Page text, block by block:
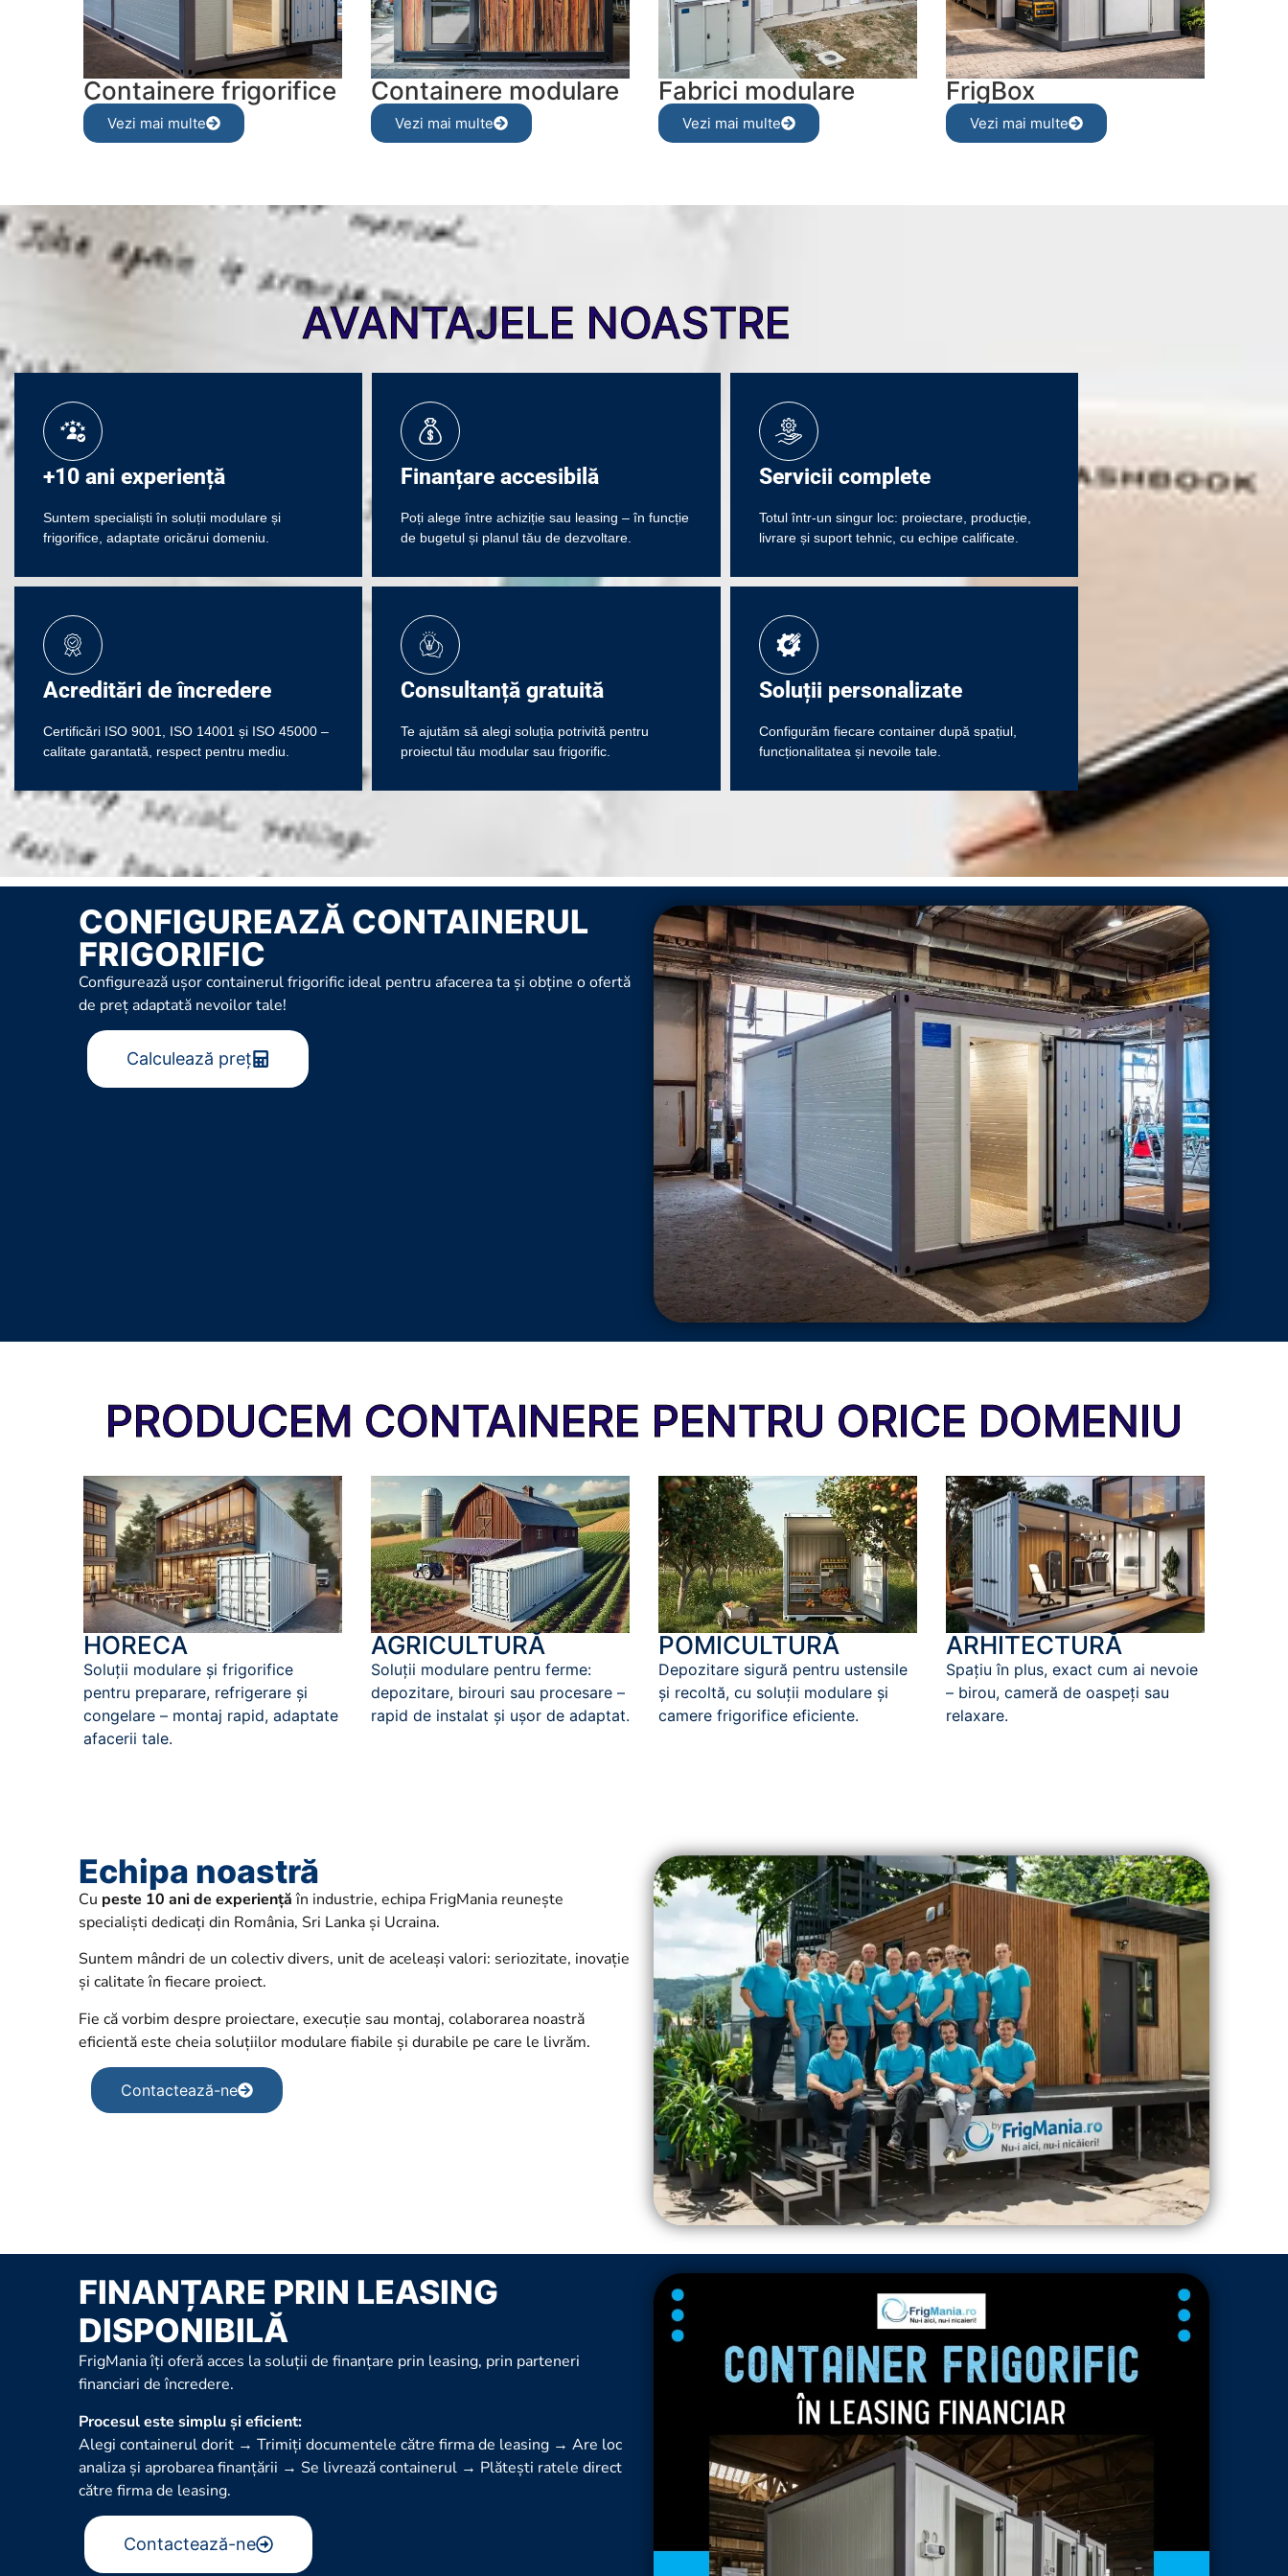
Containere frigorifice
Vezi mai multe
Containere modulare
Vezi mai multe
Fabrici modulare
Vezi mai multe
FrigBox
Vezi mai multe
AVANTAJELE NOASTRE
+10 ani experiență
Suntem specialiști în soluții modulare și
frigorifice, adaptate oricărui domeniu.
Finanțare accesibilă
Poți alege între achiziție sau leasing – în funcție
de bugetul și planul tău de dezvoltare.
Servicii complete​
Totul într-un singur loc: proiectare, producție,
livrare și suport tehnic, cu echipe calificate.
Acreditări de încredere
Certificări ISO 9001, ISO 14001 și ISO 45000 –
calitate garantată, respect pentru mediu.
Consultanță gratuită
Te ajutăm să alegi soluția potrivită pentru
proiectul tău modular sau frigorific.
Soluții personalizate
Configurăm fiecare container după spațiul,
funcționalitatea și nevoile tale.
CONFIGUREAZĂ CONTAINERUL
FRIGORIFIC
Configurează ușor containerul frigorific ideal pentru afacerea ta și obține o ofertă
de preț adaptată nevoilor tale!
Calculează preț
PRODUCEM CONTAINERE PENTRU ORICE DOMENIU
HORECA
Soluții modulare și frigorifice
pentru preparare, refrigerare și
congelare – montaj rapid, adaptate
afacerii tale.
AGRICULTURĂ
Soluții modulare pentru ferme:
depozitare, birouri sau procesare –
rapid de instalat și ușor de adaptat.
POMICULTURĂ
Depozitare sigură pentru ustensile
și recoltă, cu soluții modulare și
camere frigorifice eficiente.
ARHITECTURĂ
Spațiu în plus, exact cum ai nevoie
– birou, cameră de oaspeți sau
relaxare.
Echipa noastră
Cu peste 10 ani de experiențăîn industrie, echipa FrigMania reunește
specialiști dedicați din România, Sri Lanka și Ucraina.
Suntem mândri de un colectiv divers, unit de aceleași valori: seriozitate, inovație
și calitate în fiecare proiect.
Fie că vorbim despre proiectare, execuție sau montaj, colaborarea noastră
eficientă este cheia soluțiilor modulare fiabile și durabile pe care le livrăm.
Contactează-ne
FINANȚARE PRIN LEASING
DISPONIBILĂ
FrigMania îți oferă acces la soluții de finanțare prin leasing, prin parteneri
financiari de încredere.
Procesul este simplu și eficient:
Alegi containerul dorit → Trimiți documentele către firma de leasing → Are loc
analiza și aprobarea finanțării → Se livrează containerul → Plătești ratele direct
către firma de leasing.
Contactează-ne